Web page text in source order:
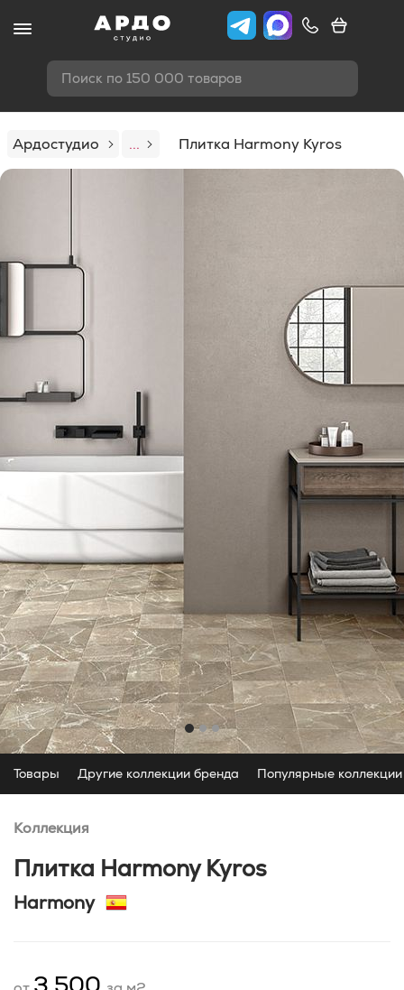
Поиск по 150 000 товаров
Ардостудио ... Плитка Harmony Kyros
Товары Другие коллекции бренда Популярные коллекции
Коллекция
Плитка Harmony Kyros
Harmony